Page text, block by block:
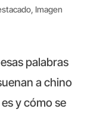
, Imagen
palabras
a chino
y cómo se